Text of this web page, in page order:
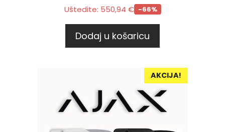
Uštedite: 550,94 € -66%
Dodaj u košaricu
AKCIJA!